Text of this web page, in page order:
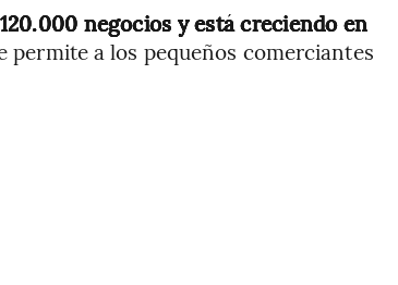
negocios y está creciendo en
permite a los pequeños comerciantes